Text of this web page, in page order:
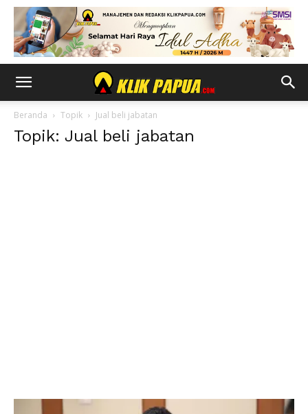
Beranda Topik Jual beli jabatan
Topik: Jual beli jabatan